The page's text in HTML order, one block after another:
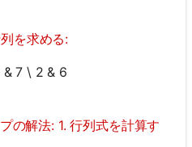
を求める:
7 \ 2 & 6
の解法: 1. 行列式を計算す